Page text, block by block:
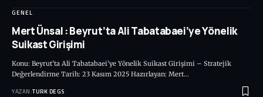
GENEL
Mert Ünsal : Beyrut’ta Ali Tabatabaei’ye Yönelik
Suikast Girişimi
Konu: Beyrut’ta Ali Tabatabaei’ye Yönelik Suikast Girişimi – Stratejik
Değerlendirme Tarih: 23 Kasım 2025 Hazırlayan: Mert…
YAZAN:TURK DEGS